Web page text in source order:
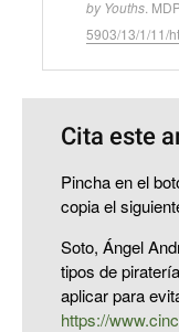
by Youths .
5903/13/1/11/
Cita este
Pincha en el
copia el
Soto, Ángel
tipos de
aplicar para
https://